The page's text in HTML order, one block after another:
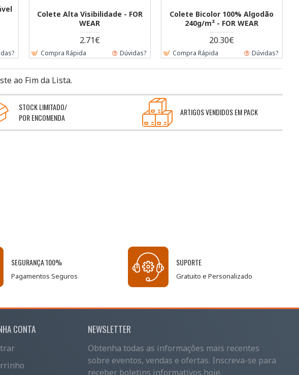
Colete Alta Visibilidade - FOR
WEAR
2.71€
Compra Rápida Dúvidas?
Colete Bicolor 100% Algodão
240g/m² - FOR WEAR
20.30€
Compra Rápida Dúvidas?
ao Fim da Lista.
STOCK LIMITADO/
POR ENCOMENDA
ARTIGOS VENDIDOS EM PACK
SEGURANÇA 100%
Pagamentos Seguros
SUPORTE
Gratuito e Personalizado
CONTA NEWSLETTER
Obtenha todas as informações mais recentes
sobre eventos, vendas e ofertas. Inscreva-se para
receber boletins informativos hoje.